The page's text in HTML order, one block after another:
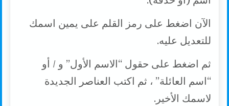
الآن اضغط على رمز القلم على يمين اسمك
للتعديل عليه.
ثم اضغط على حقول “الاسم الأول” و / أو
“اسم العائلة” ، ثم اكتب العناصر الجديدة
لاسمك الأخير.